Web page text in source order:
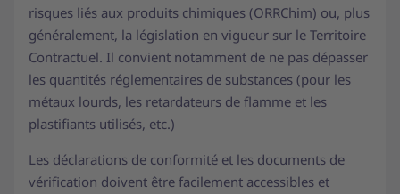
risques liés aux produits chimiques (ORRChim) ou, plus
généralement, la législation en vigueur sur le Territoire
Contractuel. Il convient notamment de ne pas dépasser
les quantités réglementaires de substances (pour les
métaux lourds, les retardateurs de flamme et les
plastifiants utilisés, etc.)
Les déclarations de conformité et les documents de
vérification doivent être facilement accessibles et